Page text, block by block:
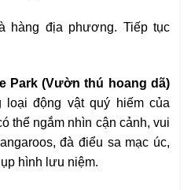
hàng địa phương. Tiếp tục
Park (Vườn thú hoang dã)
loại động vậtquý hiếm của
thể ngắm nhìn cận cảnh, vui
đà điểu sa mạc úc,
hình lưu niệm.